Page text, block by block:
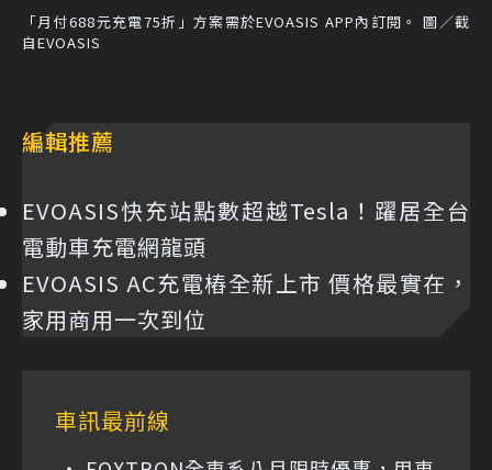
「月付688元充電75折」方案需於EVOASIS APP內訂閱。 圖／截
自EVOASIS
編輯推薦
EVOASIS快充站點數超越Tesla！躍居全台
電動車充電網龍頭
EVOASIS AC充電樁全新上市 價格最實在，
家用商用一次到位
車訊最前線